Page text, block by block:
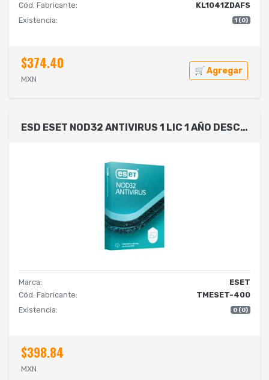
Cód. Fabricante:
KL1041ZDAFS
Existencia:
1 (0)
$374.40
MXN
🛒 Agregar
ESD ESET NOD32 ANTIVIRUS 1 LIC 1 AÑO DESCARGA DIGITAL
Marca:
ESET
Cód. Fabricante:
TMESET-400
Existencia:
0 (0)
$398.84
MXN